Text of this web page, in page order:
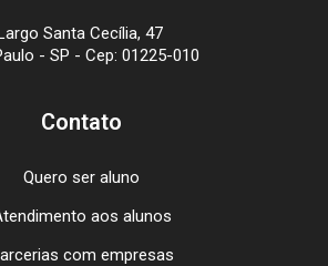
Santa Cecília, 47
- SP - Cep: 01225-010
Contato
Quero ser aluno
aos alunos
com empresas